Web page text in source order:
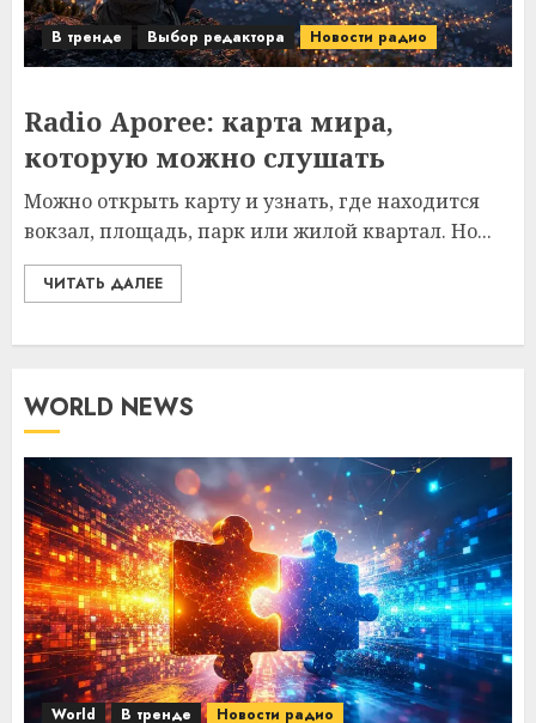
В тренде Выбор редактора Новости радио
Radio Aporee: карта мира,
которую можно слушать
Можно открыть карту и узнать, где находится
вокзал, площадь, парк или жилой квартал. Но...
ЧИТАТЬ ДАЛЕЕ
WORLD NEWS
World В тренде Новости радио